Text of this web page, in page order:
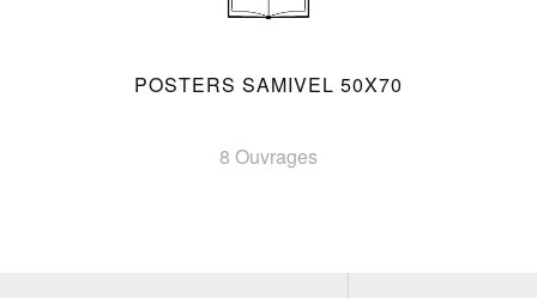
POSTERS SAMIVEL 50X70
8 Ouvrages